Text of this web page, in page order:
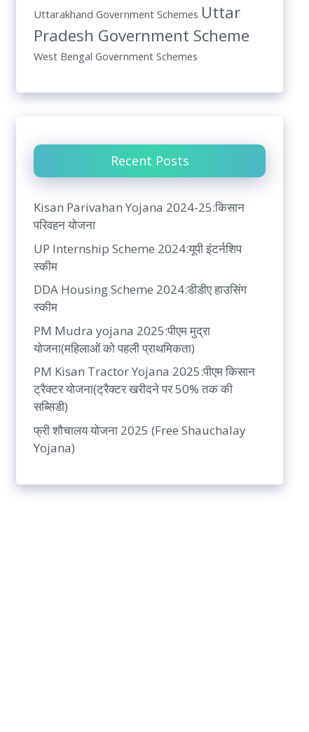
Uttarakhand Government Schemes Uttar
Pradesh Government Scheme
West Bengal Government Schemes
Recent Posts
Kisan Parivahan Yojana 2024-25:किसान
परिवहन योजना
UP Internship Scheme 2024:यूपी इंटर्नशिप
स्कीम
DDA Housing Scheme 2024:डीडीए हाउसिंग
स्कीम
PM Mudra yojana 2025:पीएम मुद्रा
योजना(महिलाओं को पहली प्राथमिकता)
PM Kisan Tractor Yojana 2025:पीएम किसान
ट्रैक्टर योजना(ट्रैक्टर खरीदने पर 50% तक की
सब्सिडी)
फ्री शौचालय योजना 2025 (Free Shauchalay
Yojana)